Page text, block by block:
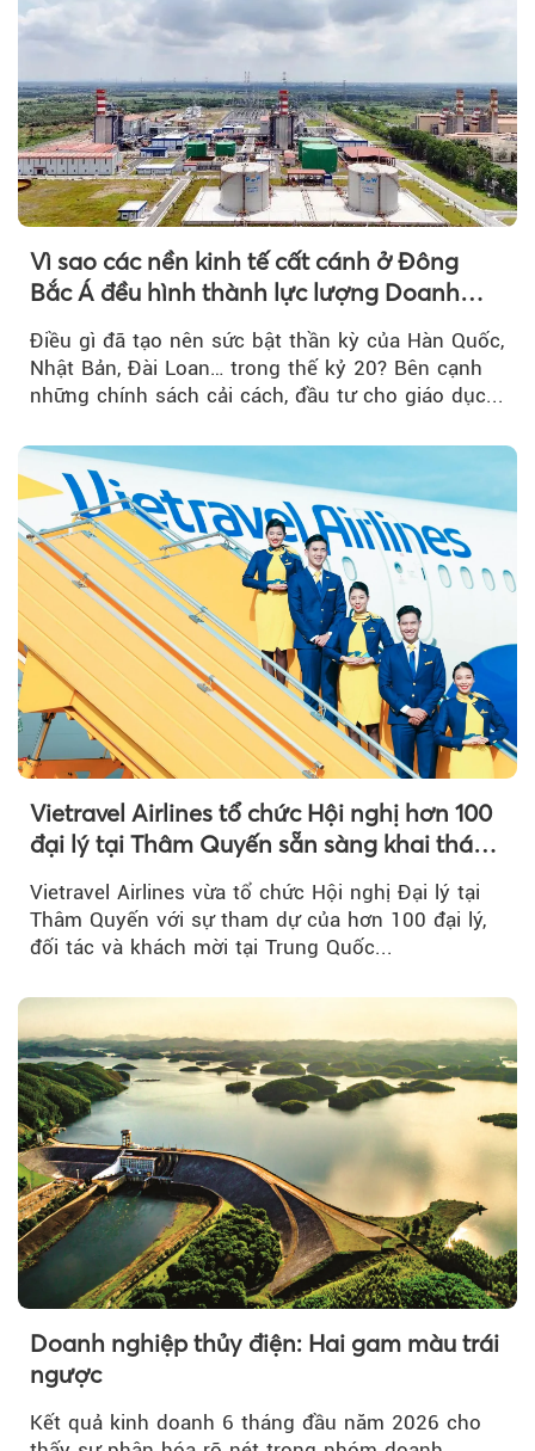
Vì sao các nền kinh tế cất cánh ở Đông
Bắc Á đều hình thành lực lượng Doanh
Điều gì đã tạo nên sức bật thần kỳ của Hàn Quốc,
Nhật Bản, Đài Loan… trong thế kỷ 20? Bên cạnh
những chính sách cải cách, đầu tư cho giáo dục...
Vietravel Airlines tổ chức Hội nghị hơn 100
đại lý tại Thâm Quyến sẵn sàng khai thác
đường bay thẳng TP.HCM - Thâm Quyến
Vietravel Airlines vừa tổ chức Hội nghị Đại lý tại
Thâm Quyến với sự tham dự của hơn 100 đại lý,
đối tác và khách mời tại Trung Quốc...
Doanh nghiệp thủy điện: Hai gam màu trái
ngược
Kết quả kinh doanh 6 tháng đầu năm 2026 cho